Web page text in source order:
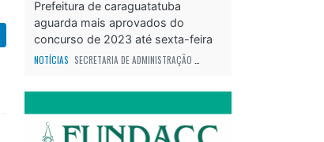
Prefeitura de caraguatatuba
aguarda mais aprovados do
concurso de 2023 até sexta-feira
(17)
NOTÍCIAS SECRETARIA DE ADMINISTRAÇÃO